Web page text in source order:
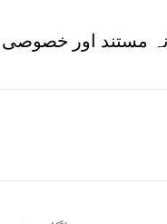
مستند اور